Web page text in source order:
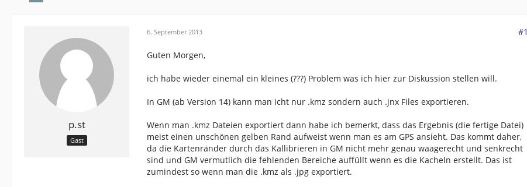
p.st
Gast
6. September 2013 #1
Guten Morgen,
ich habe wieder einemal ein kleines (???) Problem was ich hier zur Diskussion stellen will.
In GM (ab Version 14) kann man icht nur .kmz sondern auch .jnx Files exportieren.
Wenn man .kmz Dateien exportiert dann habe ich bemerkt, dass das Ergebnis (die fertige Datei)
meist einen unschönen gelben Rand aufweist wenn man es am GPS ansieht. Das kommt daher,
da die Kartenränder durch das Kallibrieren in GM nicht mehr genau waagerecht und senkrecht
sind und GM vermutlich die fehlenden Bereiche auffüllt wenn es die Kacheln erstellt. Das ist
zumindest so wenn man die .kmz als .jpg exportiert.